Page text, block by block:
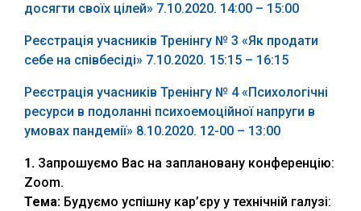
досягти своїх цілей» 7.10.2020. 14:00 – 15:00
Реєстрація учасників Тренінгу № 3 «Як продати
себе на співбесіді» 7.10.2020. 15:15 – 16:15
Реєстрація учасників Тренінгу № 4 «Психологічні
ресурси в подоланні психоемоційної напруги в
умовах пандемії» 8.10.2020. 12-00 – 13:00
1. Запрошуємо Вас на заплановану конференцію:
Zoom.
Тема: Будуємо успішну кар’єру у технічній галузі: